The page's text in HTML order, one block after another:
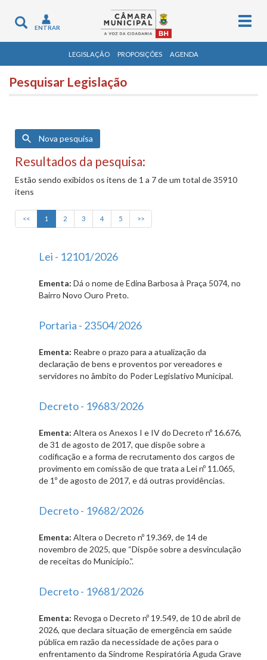
Toggle
navigation
ENTRAR
LEGISLAÇÃO PROPOSIÇÕES AGENDA
Pesquisar Legislação
Nova pesquisa
Resultados da pesquisa:
Estão sendo exibidos os itens de 1 a 7 de um total de 35910
itens
<< 1 2 3 4 5 >>
Lei - 12101/2026
Ementa: Dá o nome de Edina Barbosa à Praça 5074, no
Bairro Novo Ouro Preto.
Portaria - 23504/2026
Ementa: Reabre o prazo para a atualização da
declaração de bens e proventos por vereadores e
servidores no âmbito do Poder Legislativo Municipal.
Decreto - 19683/2026
Ementa: Altera os Anexos I e IV do Decreto nº 16.676,
de 31 de agosto de 2017, que dispõe sobre a
codificação e a forma de recrutamento dos cargos de
provimento em comissão de que trata a Lei nº 11.065,
de 1º de agosto de 2017, e dá outras providências.
Decreto - 19682/2026
Ementa: Altera o Decreto nº 19.369, de 14 de
novembro de 2025, que “Dispõe sobre a desvinculação
de receitas do Município.”.
Decreto - 19681/2026
Ementa: Revoga o Decreto nº 19.549, de 10 de abril de
2026, que declara situação de emergência em saúde
pública em razão da necessidade de ações para o
enfrentamento da Síndrome Respiratória Aguda Grave